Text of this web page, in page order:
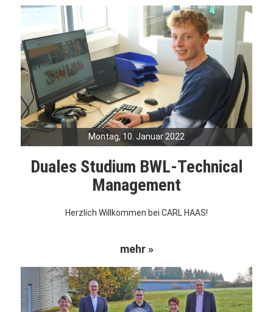
Montag, 10. Januar 2022
Duales Studium BWL-Technical
Management
Herzlich Willkommen bei CARL HAAS!
mehr »